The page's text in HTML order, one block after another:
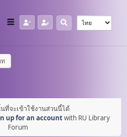
ที่จะเข้าใช้งานส่วนนี้ได้
up for an accountwith RU Library
Forum